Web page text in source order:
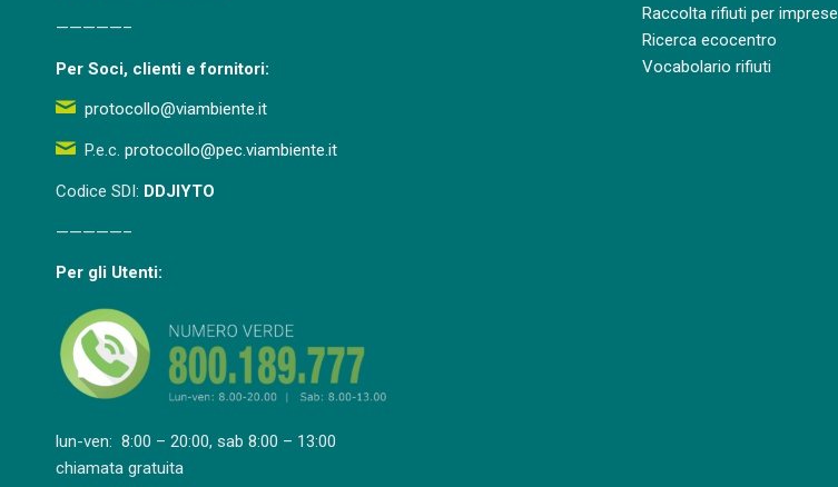
—————–
Per Soci, clienti e fornitori:
protocollo@viambiente.it
P.e.c. protocollo@pec.viambiente.it
Codice SDI: DDJIYTO
—————–
Per gli Utenti:
lun-ven: 8:00 – 20:00, sab 8:00 – 13:00
chiamata gratuita
Raccolta rifiuti per imprese
Ricerca ecocentro
Vocabolario rifiuti